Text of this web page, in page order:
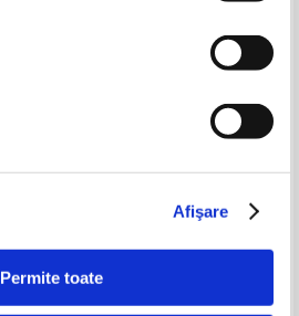
Afişare
Permite toate
Alice Nastase - Dragostea e un